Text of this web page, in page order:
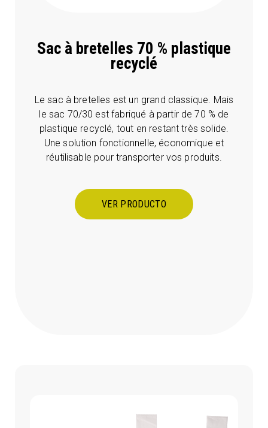
Sac à bretelles 70 % plastique
recyclé
Le sac à bretelles est un grand classique. Mais
le sac 70/30 est fabriqué à partir de 70 % de
plastique recyclé, tout en restant très solide.
Une solution fonctionnelle, économique et
réutilisable pour transporter vos produits.
VER PRODUCTO